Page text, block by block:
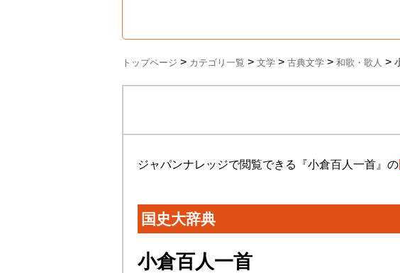
トップページ > カテゴリ一覧 > 文学 > 古典文学 > 和歌・歌人 >
ジャパンナレッジで閲覧できる『小倉百人一首』の
国史大辞典
小倉百人一首